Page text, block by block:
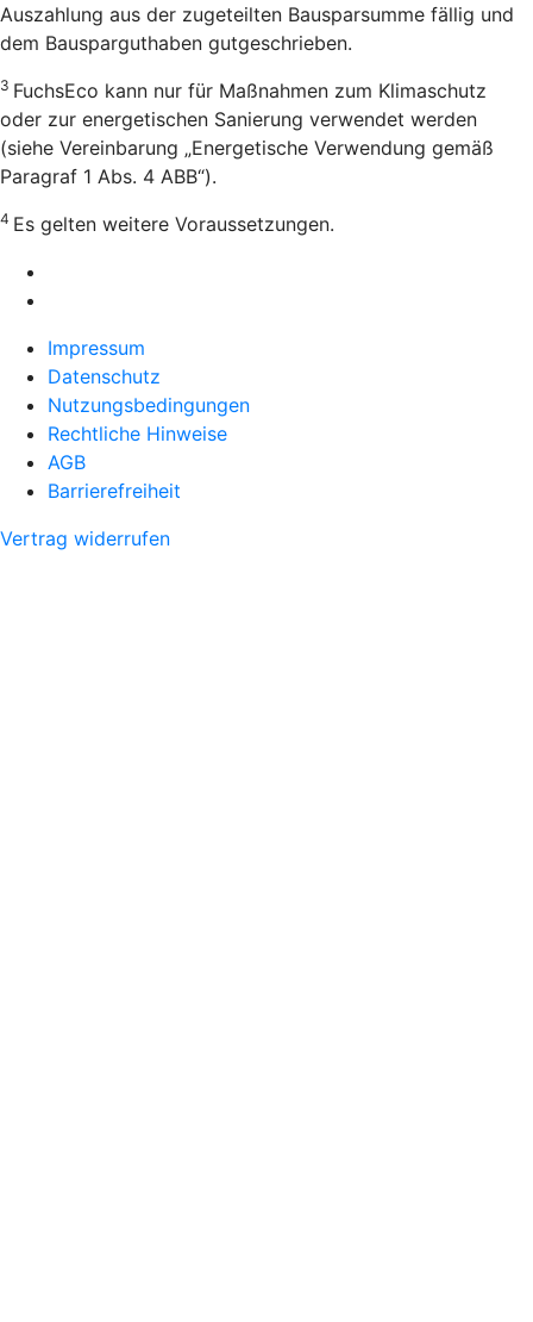
Auszahlung aus der zugeteilten Bausparsumme fällig und
dem Bausparguthaben gutgeschrieben.
3 FuchsEco kann nur für Maßnahmen zum Klimaschutz
oder zur energetischen Sanierung verwendet werden
(siehe Vereinbarung „Energetische Verwendung gemäß
Paragraf 1 Abs. 4 ABB“).
4 Es gelten weitere Voraussetzungen.
Impressum
Datenschutz
Nutzungsbedingungen
Rechtliche Hinweise
AGB
Barrierefreiheit
Vertrag widerrufen